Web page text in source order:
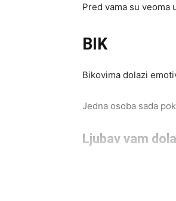
Pred vama su veoma
BIK
Bikovima dolazi
Jedna osoba sada
Ljubav vam